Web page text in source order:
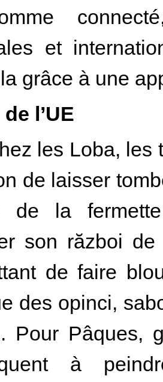
et
grâce à une
l’UE
les Loba, les
de laisser
de la
son război
de faire
des opinci,
Pour Pâques,
à